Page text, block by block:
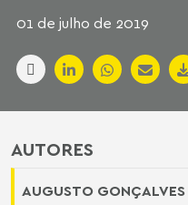
01 de julho de 2019
AUTORES
AUGUSTO GONÇALVES